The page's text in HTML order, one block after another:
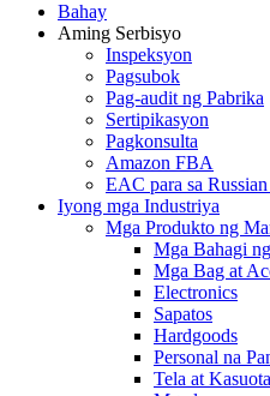
Bahay
Aming Serbisyo
Inspeksyon
Pagsubok
Pag-audit ng Pabrika
Sertipikasyon
Pagkonsulta
Amazon FBA
EAC para sa
Iyong mga Industriya
Mga Produkto ng
Mga Bahagi
Mga Bag at
Electronics
Sapatos
Hardgoods
Personal na
Tela at